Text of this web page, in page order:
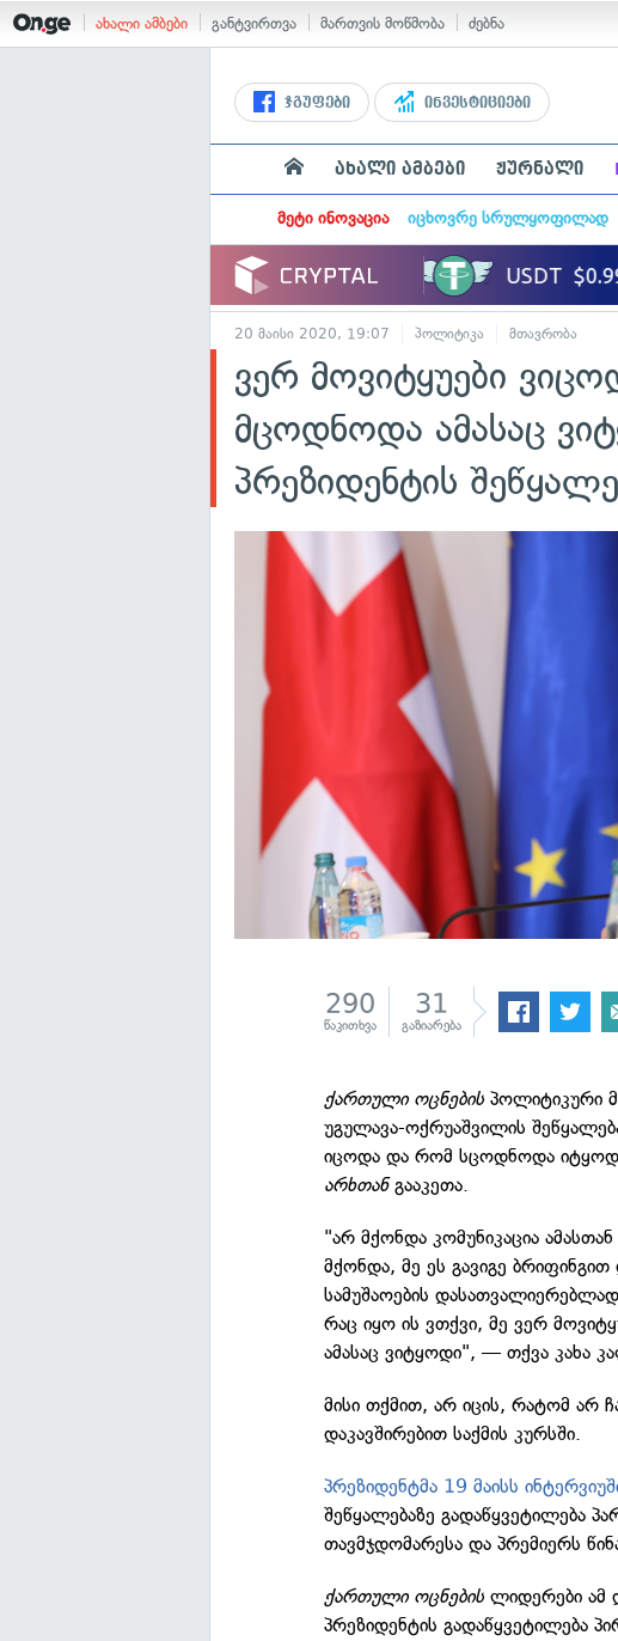
ახალი ამბები განტვირთვა მართვის მოწმობა ძებნა
ჯგუფები ინვესტიციები
ახალი ამბები ჟურნალი
მეტი ინოვაცია იცხოვრე სრულყოფილად
20 მაისი 2020, 19:07 პოლიტიკა მთავრობა
ვერ მოვიტყუები
მცოდნოდა ამასაც
პრეზიდენტის
290
წაკითხვა
31
გაზიარება
ქართული ოცნებისპოლიტიკური
უგულავა-ოქრუაშვილის
იცოდა და რომ სცოდნოდა
არხთანგააკეთა.
"არ მქონდა კომუნიკაცია
მქონდა, მე ეს გავიგე
სამუშაოების
რაც იყო ის ვთქვი, მე ვერ
ამასაც ვიტყოდი", — თქვა კახა
მისი თქმით, არ იცის, რატომ არ
დაკავშირებით საქმის კურსში.
პრეზიდენტმა 19 მაისს
შეწყალებაზე გადაწყვეტილება
თავმჯდომარესა და პრემიერს
ქართული ოცნებისლიდერები ამ
პრეზიდენტის გადაწყვეტილება